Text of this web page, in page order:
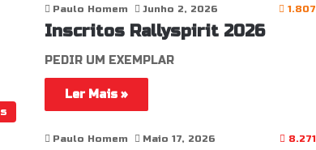
Paulo Homem Junho 2, 2026 1.807
Inscritos Rallyspirit 2026
PEDIR UM EXEMPLAR
Ler Mais »
Paulo Homem Maio 17, 2026 8.271